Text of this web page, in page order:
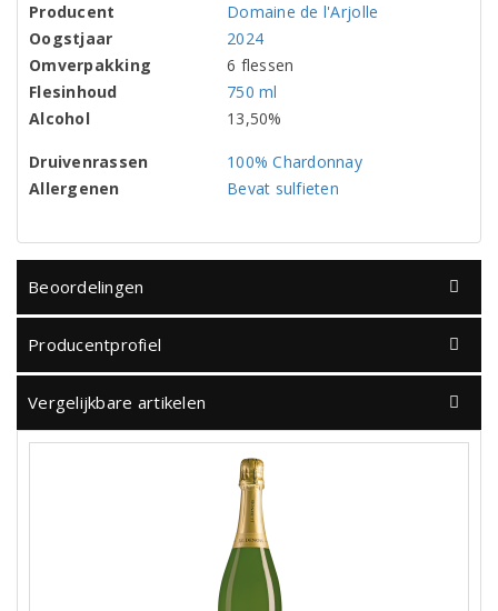
Producent
Domaine de l'Arjolle
Oogstjaar
2024
Omverpakking
6 flessen
Flesinhoud
750 ml
Alcohol
13,50%
Druivenrassen
100% Chardonnay
Allergenen
Bevat sulfieten
Beoordelingen
Producentprofiel
Vergelijkbare artikelen